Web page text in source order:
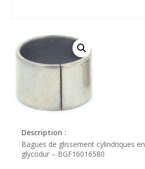
Description :
Bagues de glissement cylindriques en
glycodur – BGF16016580